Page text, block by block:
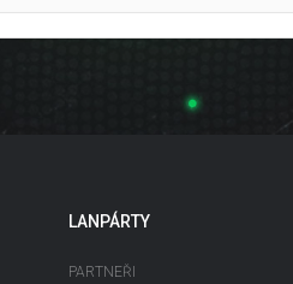
LANPÁRTY
PARTNEŘI